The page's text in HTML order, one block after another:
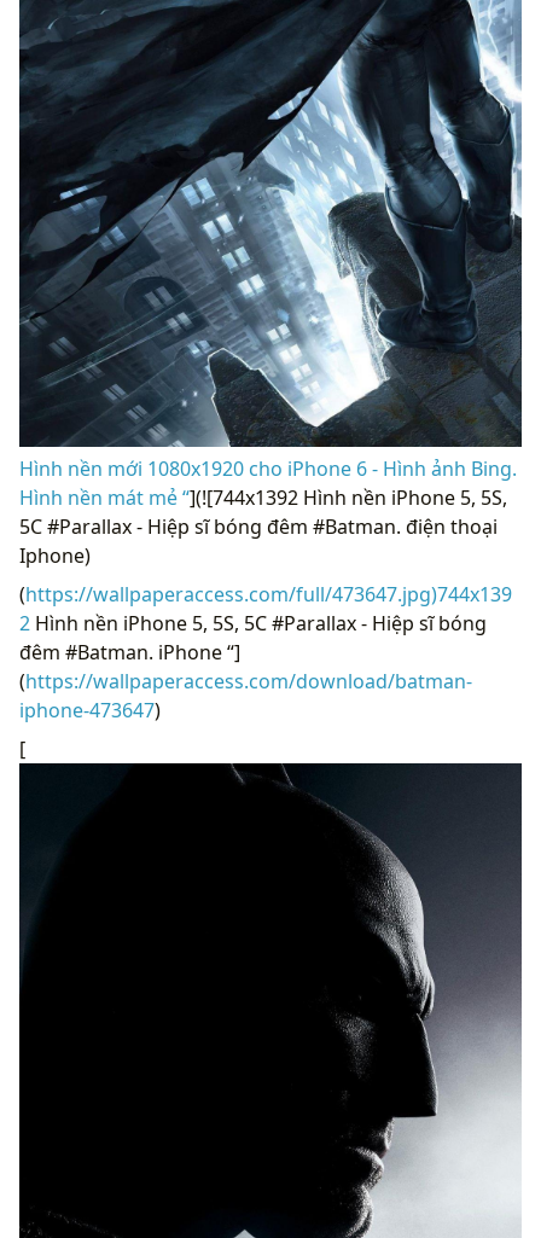
Hình nền mới 1080x1920 cho iPhone 6 - Hình ảnh Bing.
Hình nền mát mẻ “](![744x1392 Hình nền iPhone 5, 5S,
5C #Parallax - Hiệp sĩ bóng đêm #Batman. điện thoại
Iphone)
(https://wallpaperaccess.com/full/473647.jpg)744x139
2 Hình nền iPhone 5, 5S, 5C #Parallax - Hiệp sĩ bóng
đêm #Batman. iPhone “]
(https://wallpaperaccess.com/download/batman-
iphone-473647)
[